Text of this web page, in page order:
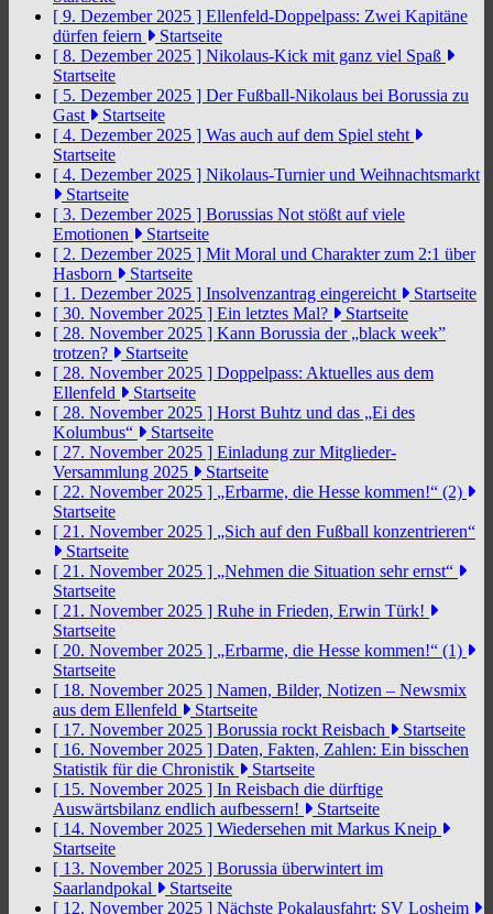
[ 9. Dezember 2025 ] Ellenfeld-Doppelpass: Zwei Kapitäne
dürfen feiern
Startseite
[ 8. Dezember 2025 ] Nikolaus-Kick mit ganz viel Spaß
Startseite
[ 5. Dezember 2025 ] Der Fußball-Nikolaus bei Borussia zu
Gast
Startseite
[ 4. Dezember 2025 ] Was auch auf dem Spiel steht
Startseite
[ 4. Dezember 2025 ] Nikolaus-Turnier und Weihnachtsmarkt
Startseite
[ 3. Dezember 2025 ] Borussias Not stößt auf viele
Emotionen
Startseite
[ 2. Dezember 2025 ] Mit Moral und Charakter zum 2:1 über
Hasborn
Startseite
[ 1. Dezember 2025 ] Insolvenzantrag eingereicht
Startseite
[ 30. November 2025 ] Ein letztes Mal?
Startseite
[ 28. November 2025 ] Kann Borussia der „black week”
trotzen?
Startseite
[ 28. November 2025 ] Doppelpass: Aktuelles aus dem
Ellenfeld
Startseite
[ 28. November 2025 ] Horst Buhtz und das „Ei des
Kolumbus“
Startseite
[ 27. November 2025 ] Einladung zur Mitglieder-
Versammlung 2025
Startseite
[ 22. November 2025 ] „Erbarme, die Hesse kommen!“ (2)
Startseite
[ 21. November 2025 ] „Sich auf den Fußball konzentrieren“
Startseite
[ 21. November 2025 ] „Nehmen die Situation sehr ernst“
Startseite
[ 21. November 2025 ] Ruhe in Frieden, Erwin Türk!
Startseite
[ 20. November 2025 ] „Erbarme, die Hesse kommen!“ (1)
Startseite
[ 18. November 2025 ] Namen, Bilder, Notizen – Newsmix
aus dem Ellenfeld
Startseite
[ 17. November 2025 ] Borussia rockt Reisbach
Startseite
[ 16. November 2025 ] Daten, Fakten, Zahlen: Ein bisschen
Statistik für die Chronistik
Startseite
[ 15. November 2025 ] In Reisbach die dürftige
Auswärtsbilanz endlich aufbessern!
Startseite
[ 14. November 2025 ] Wiedersehen mit Markus Kneip
Startseite
[ 13. November 2025 ] Borussia überwintert im
Saarlandpokal
Startseite
[ 12. November 2025 ] Nächste Pokalausfahrt: SV Losheim